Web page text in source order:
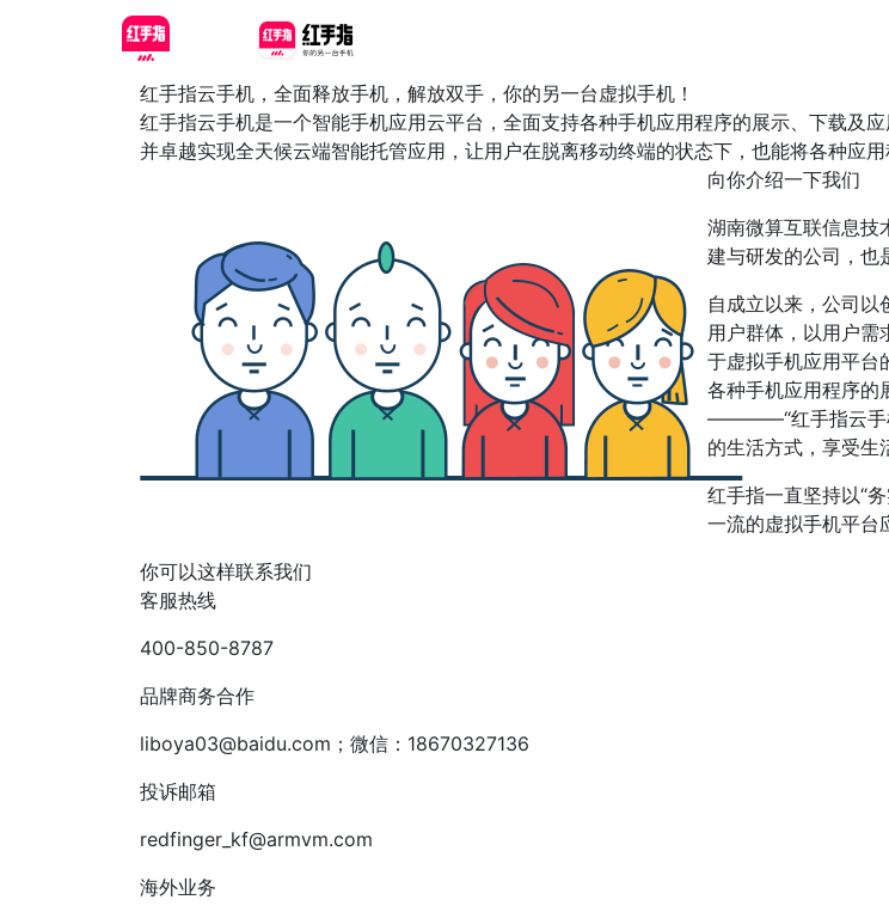
红手指云手机，全面释放手机，解放双手，你的另一台虚拟手机！
红手指云手机是一个智能手机应用云平台，全面支持各种手机应用程序的展示、下载及应
并卓越实现全天候云端智能托管应用，让用户在脱离移动终端的状态下，也能将各种应用
向你介绍一下我们
湖南微算互联信息技
建与研发的公司，也
自成立以来，公司
用户群体，以用户需
于虚拟手机应用平台
各种手机应用程序的
————“红手指云手
的生活方式，享受生
红手指一直坚持以“
一流的虚拟手机平台
你可以这样联系我们
客服热线
400-850-8787
品牌商务合作
liboya03@baidu.com；微信：18670327136
投诉邮箱
redfinger_kf@armvm.com
海外业务